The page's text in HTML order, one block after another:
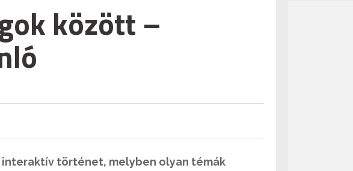
között –
interaktív történet, melyben olyan témák